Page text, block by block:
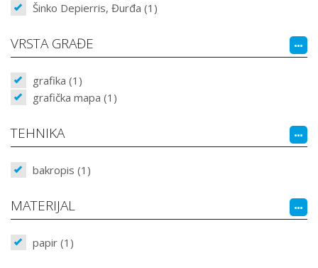
Šinko Depierris, Đurđa (1)
VRSTA GRAĐE
grafika (1)
grafička mapa (1)
TEHNIKA
bakropis (1)
MATERIJAL
papir (1)